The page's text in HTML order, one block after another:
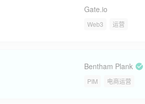
Gate.io
Web3 运营
Bentham Plank
PIM 电商运营